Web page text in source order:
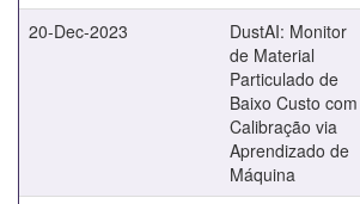
20-Dec-2023
DustAI: Monitor
de Material
Particulado de
Baixo Custo com
Calibração via
Aprendizado de
Máquina